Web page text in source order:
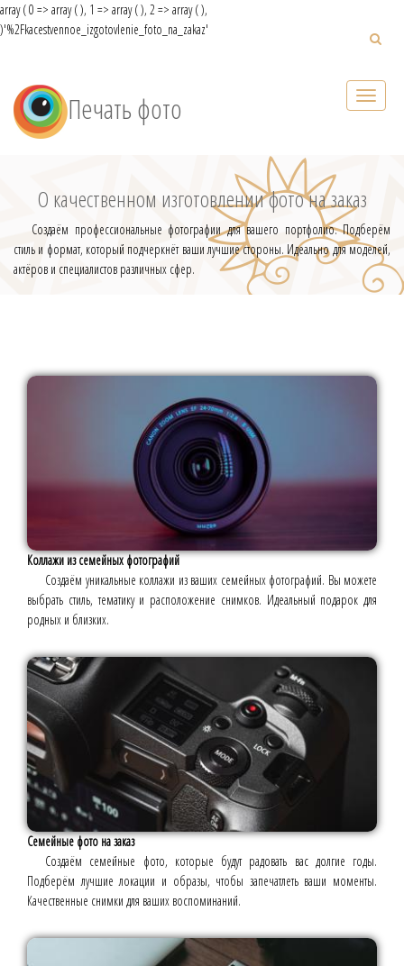
array ( 0 => array ( ), 1 => array ( ), 2 => array ( ),
)'%2Fkacestvennoe_izgotovlenie_foto_na_zakaz'
Печать фото
О качественном изготовлении фото на заказ
Создаём профессиональные фотографии для вашего портфолио. Подберём
стиль и формат, который подчеркнёт ваши лучшие стороны. Идеально для моделей,
актёров и специалистов различных сфер.
Коллажи из семейных фотографий
Создаём уникальные коллажи из ваших семейных фотографий. Вы можете
выбрать стиль, тематику и расположение снимков. Идеальный подарок для
родных и близких.
Семейные фото на заказ
Создаём семейные фото, которые будут радовать вас долгие годы.
Подберём лучшие локации и образы, чтобы запечатлеть ваши моменты.
Качественные снимки для ваших воспоминаний.